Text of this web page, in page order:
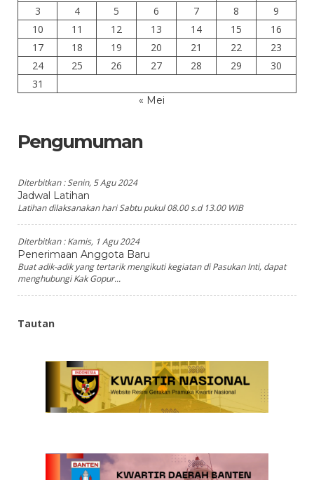
3
4 5 6 7 8
9
10
11 12 13 14 15
16
17
18 19 20 21 22
23
24
25 26 27 28 29
30
31
« Mei
Pengumuman
Diterbitkan :Senin, 5 Agu 2024
Jadwal Latihan
Latihan dilaksanakan hari Sabtu pukul 08.00 s.d 13.00 WIB
Diterbitkan :Kamis, 1 Agu 2024
Penerimaan Anggota Baru
Buat adik-adik yang tertarik mengikuti kegiatan di Pasukan Inti, dapat
menghubungi Kak Gopur...
Tautan